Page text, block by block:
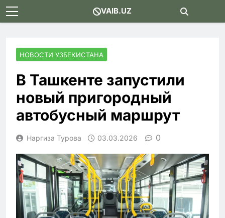
Skip
to
VAIB.UZ
НОВОСТИ УЗБЕКИСТАНА
В Ташкенте запустили
новый пригородный
автобусный маршрут
Наргиза Турова 03.03.2026 0